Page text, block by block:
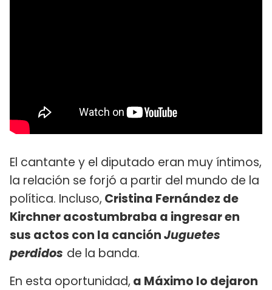
El cantante y el diputado eran muy íntimos,
la relación se forjó a partir del mundo de la
política. Incluso, Cristina Fernández de
Kirchner acostumbraba a ingresar en
sus actos con la canciónJuguetes
perdidos de la banda.
En esta oportunidad, a Máximo lo dejaron